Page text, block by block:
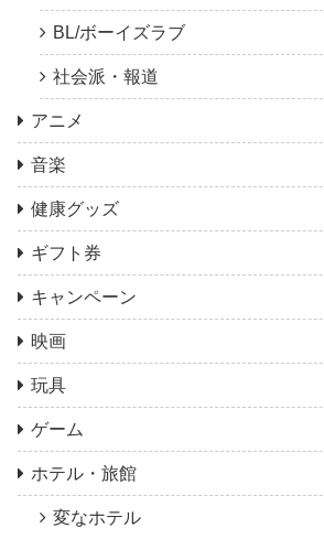
BL/ボーイズラブ
社会派・報道
アニメ
音楽
健康グッズ
ギフト券
キャンペーン
映画
玩具
ゲーム
ホテル・旅館
変なホテル